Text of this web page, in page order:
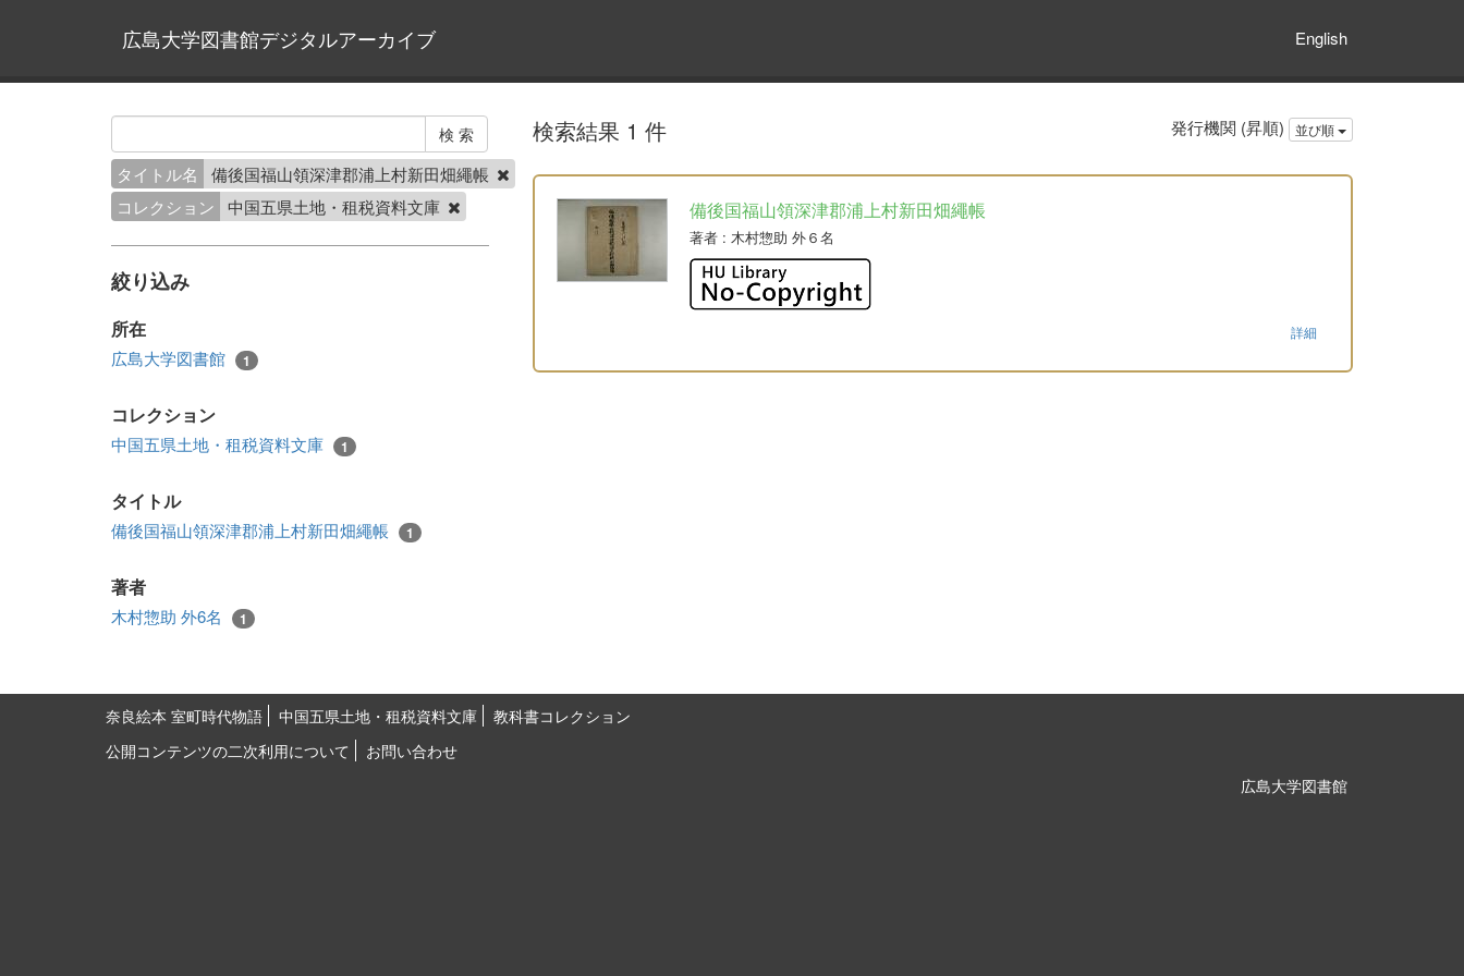
広島大学図書館デジタルアーカイブ English
タイトル名
備後国福山領深津郡浦上村新田畑繩帳
コレクション
中国五県土地・租税資料文庫
絞り込み
所在
広島大学図書館 1
コレクション
中国五県土地・租税資料文庫 1
タイトル
備後国福山領深津郡浦上村新田畑繩帳 1
著者
木村惣助 外6名 1
検索結果 1 件 発行機関 (昇順) 並び順
備後国福山領深津郡浦上村新田畑繩帳
著者: 木村惣助 外６名
詳細
奈良絵本 室町時代物語 中国五県土地・租税資料文庫
教科書コレクション
公開コンテンツの二次利用について
お問い合わせ
広島大学図書館